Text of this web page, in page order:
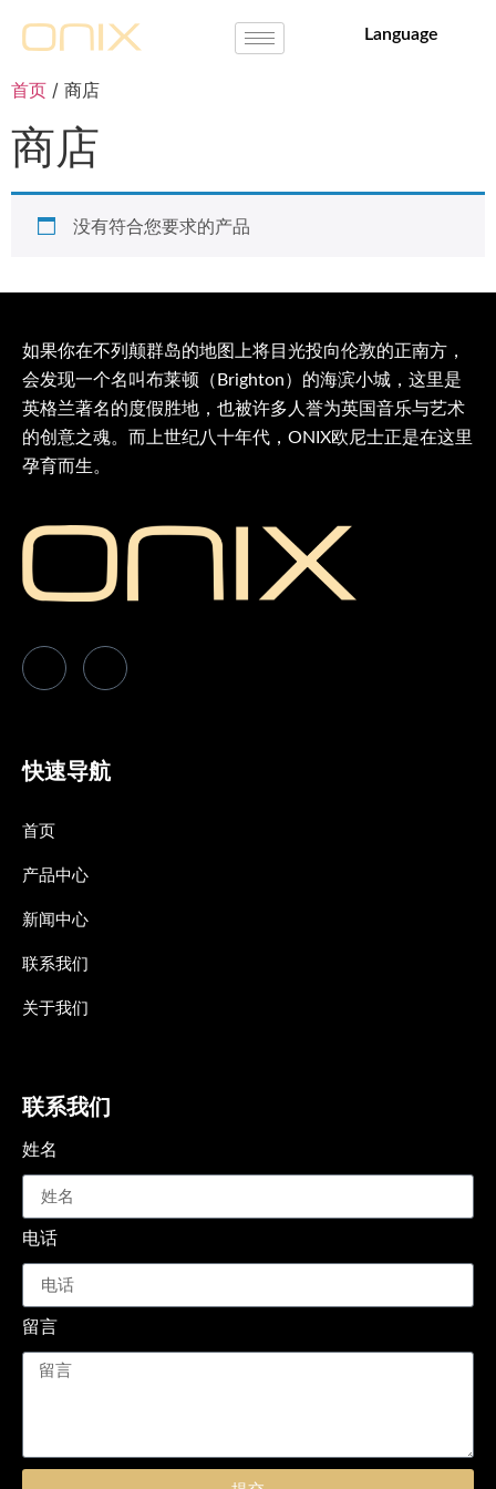
Language
首页 / 商店
商店
没有符合您要求的产品
如果你在不列颠群岛的地图上将目光投向伦敦的正南方，
会发现一个名叫布莱顿（Brighton）的海滨小城，这里是
英格兰著名的度假胜地，也被许多人誉为英国音乐与艺术
的创意之魂。而上世纪八十年代，ONIX欧尼士正是在这里
孕育而生。
快速导航
首页
产品中心
新闻中心
联系我们
关于我们
联系我们
姓名
电话
留言